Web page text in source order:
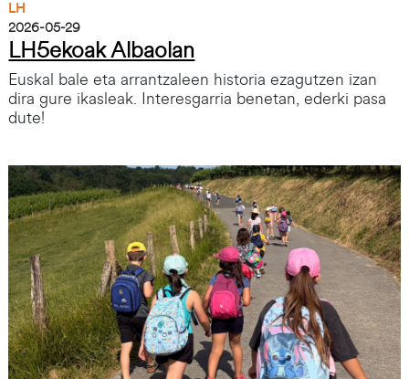
LH
2026-05-29
LH5ekoak Albaolan
Euskal bale eta arrantzaleen historia ezagutzen izan
dira gure ikasleak. Interesgarria benetan, ederki pasa
dute!
Irudia